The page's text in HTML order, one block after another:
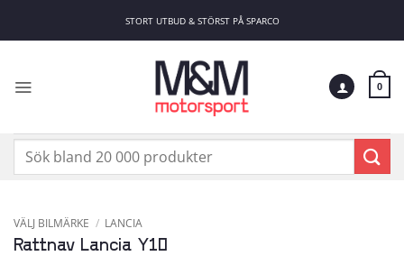
STORT UTBUD & STÖRST PÅ SPARCO
0
Sök
VÄLJ BILMÄRKE / LANCIA
Rattnav Lancia Y10